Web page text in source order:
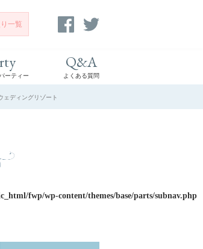
一覧
ーティー
Q&A
よくある質問
ェディングリゾート
fwp/wp-content/themes/base/parts/subnav.php